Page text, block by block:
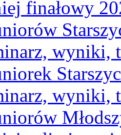
finałowy
wyniki,
wyniki,